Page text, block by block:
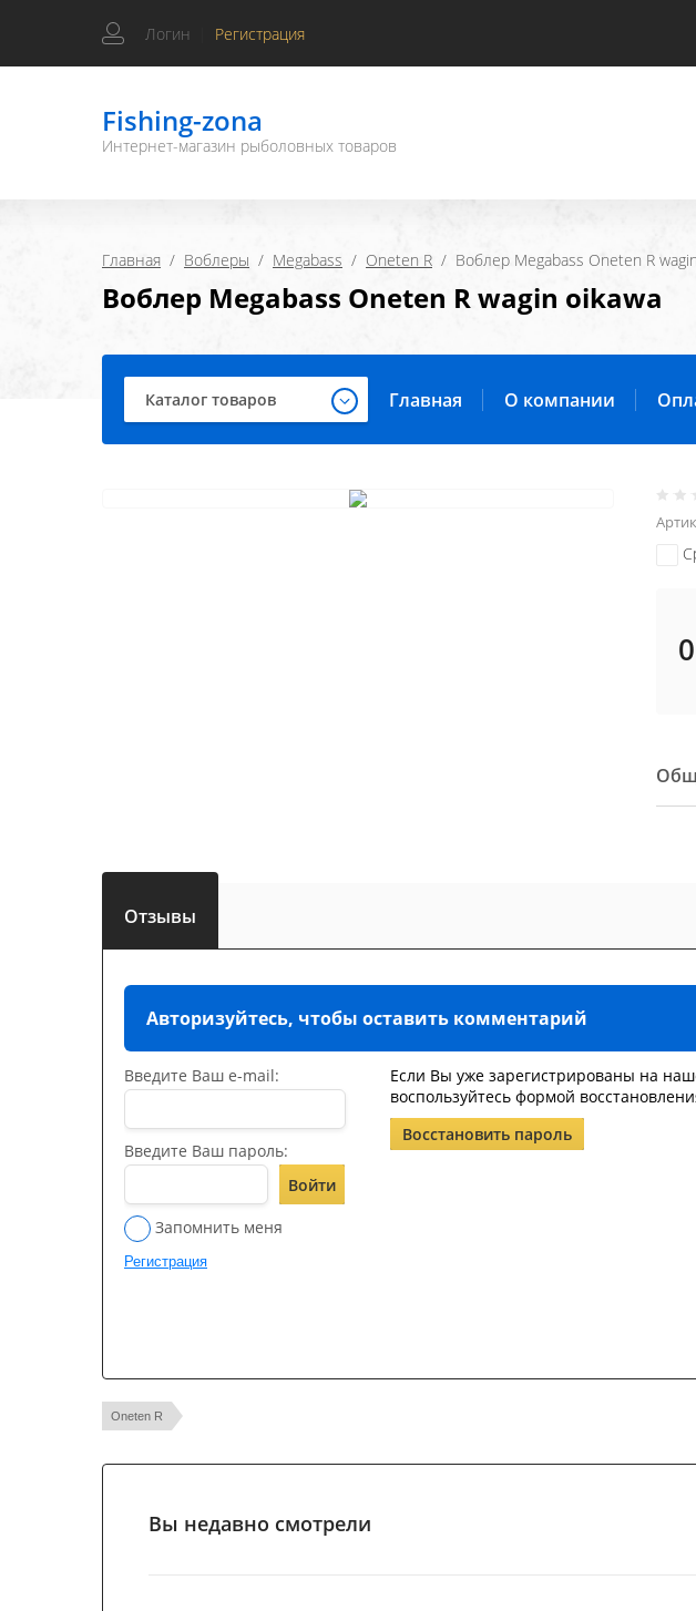
Логин Регистрация
Fishing-zona
Интернет-магазин рыболовных товаров
Главная
  /
Воблеры
  /
Megabass
  /
Oneten R
/  Воблер Megabass Oneten R
Воблер Megabass Oneten R wagin oikawa
Каталог товаров Главная О компании
0
Отзывы
Авторизуйтесь, чтобы оставить комментарий
Введите Ваш e-mail:
Введите Ваш пароль:
Войти
Запомнить меня
Регистрация
Если Вы уже зарегистрированы на
воспользуйтесь формой
Восстановить пароль
Oneten R
Вы недавно смотрели